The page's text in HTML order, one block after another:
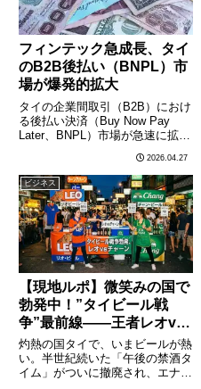
フィンテック急成長、タイ
のB2B後払い（BNPL）市
場が爆発的拡大
タイの企業間取引（B2B）におけ
る後払い決済（Buy Now Pay
Later、BNPL）市場が急速に拡大
ポートで明らかになった。2026
年から2030年にかけてCAGR（年
平均成長率）17.7%という高水
準………
2026.04.27
ビジネス
【現地ルポ】微笑みの国で
勃発中！”タイビール戦
争”最前線――王者レオvs
巨象チャーン、そして刺客
カラバオの逆襲
灼熱の国タイで、いまビールが熱
い。半世紀続いた「午後の禁酒タ
イム」がついに撤廃され、エナジ